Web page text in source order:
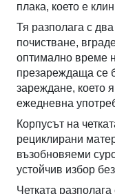
плака, което е
Тя разполага с
почистване,
оптимално време
презареждаща се
зареждане, което
ежедневна
Корпусът на
рециклирани
възобновяеми
устойчив избор
Четката